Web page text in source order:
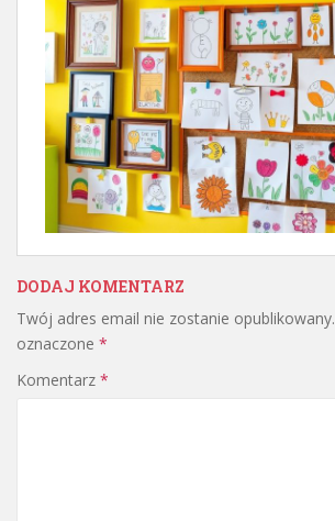
DODAJ KOMENTARZ
Twój adres email nie zostanie opublikowany.
oznaczone *
Komentarz *